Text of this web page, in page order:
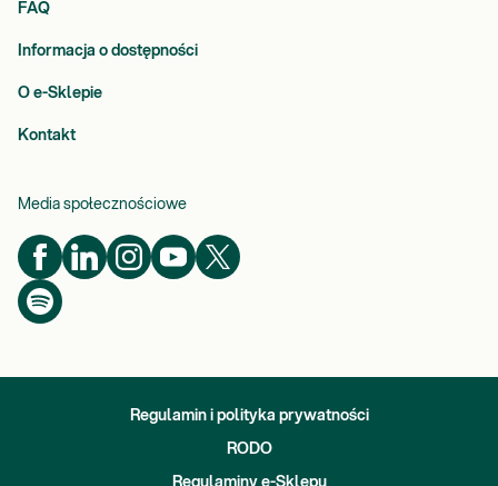
FAQ
Informacja o dostępności
O e-Sklepie
Kontakt
Media społecznościowe
Regulamin i polityka prywatności
RODO
Regulaminy e-Sklepu